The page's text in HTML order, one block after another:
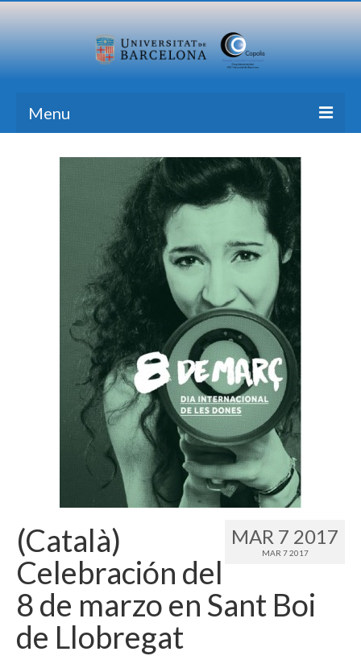
Menu
Home
Publications
News Blog
Language:
MAR 7 2017
MAR 7 2017
(Català)
Celebración del
8 de marzo en Sant Boi
de Llobregat